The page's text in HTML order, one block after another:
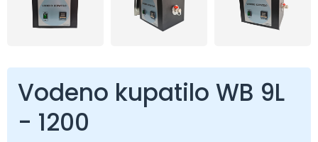
Vodeno kupatilo WB 9L
- 1200